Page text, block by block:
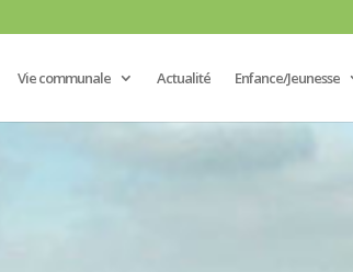
Vie communale Actualité Enfance/Jeunesse